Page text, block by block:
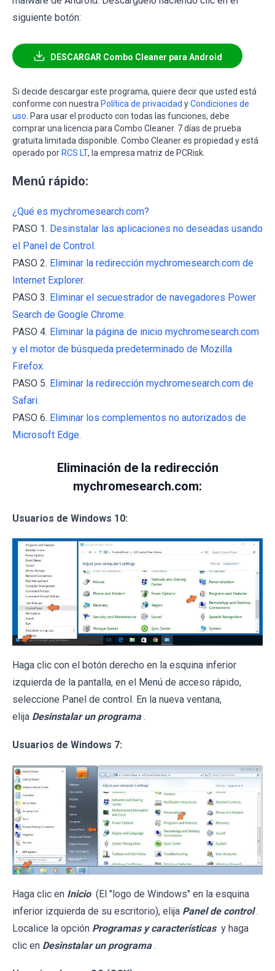
siguiente botón:
DESCARGAR Combo Cleaner para Android
Si decide descargar este programa, quiere decir que usted está
conforme con nuestra Política de privacidad yCondiciones de
uso . Para usar el producto con todas las funciones, debe
comprar una licencia para Combo Cleaner. 7 días de prueba
gratuita limitada disponible. Combo Cleaner es propiedad y está
operado por RCS LT, la empresa matriz de PCRisk.
Menú rápido:
¿Qué es mychromesearch.com?
PASO 1. Desinstalar las aplicaciones no deseadas usando
el Panel de Control.
PASO 2. Eliminar la redirección mychromesearch.com de
Internet Explorer.
PASO 3. Eliminar el secuestrador de navegadores Power
Search de Google Chrome.
PASO 4. Eliminar la página de inicio mychromesearch.com
y el motor de búsqueda predeterminado de Mozilla
Firefox.
PASO 5. Eliminar la redirección mychromesearch.com de
Safari.
PASO 6. Eliminar los complementos no autorizados de
Microsoft Edge.
Eliminación de la redirección
mychromesearch.com:
Usuarios de Windows 10:
Haga clic con el botón derecho en la esquina inferior
izquierda de la pantalla, en el Menú de acceso rápido,
seleccione Panel de control. En la nueva ventana,
elija Desinstalar un programa .
Usuarios de Windows 7:
Haga clic en Inicio (El "logo de Windows" en la esquina
inferior izquierda de su escritorio), elija Panel de control .
Localice la opción Programas y características y haga
clic en Desinstalar un programa .